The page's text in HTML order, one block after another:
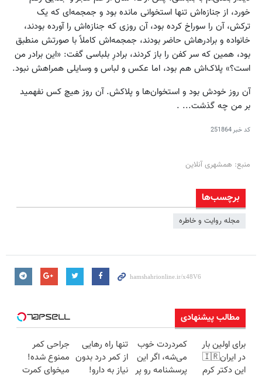
خورد، از جنازه‌اش تنها استخوانی مانده بود و جمجمه‌ای که یک
ترکش، آن را سوراخ کرده بود، آن روزی که جنازه‌اش را آورده بودند،
خانواده و برادرهاش حاضر بودند، جمجمه‌اش کاملاً با صورتش منطبق
بود، همین که سر کفن را باز کردند، برادرِ بلباسی گفت: «این برادر من
است؟» پلاک‌اش هم بود، اما عکس و لباس و وسایلی همراهش نبود.
آن روز خودش بود و استخوان‌ها و پلاکش. آن روز هیچ کس نفهمید
بر من چه گذشت... .
کد خبر251864
منبع: همشهری آنلاین
برچسب‌ها
مجله روایت و خاطره
مطالب پیشنهادی
برای اولین بار
در ایران🇮🇷
این دکتر کرم
کمردردت خوب
می‌شه، اگر این
پرسشنامه رو پر
تنها راه رهایی
از کمر درد بدون
نیاز به دارو!
جراحی کمر
ممنوع شده!
میخوای کمرت